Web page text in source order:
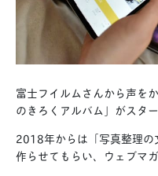
富士フイルムさんから声を
のきろくアルバム」がスター
2018年からは「写真整理の
作らせてもらい、ウェブマ